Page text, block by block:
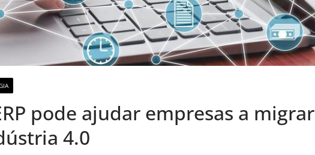
pode ajudar empresas a migrar
4.0